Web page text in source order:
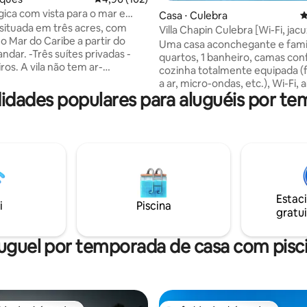
de 5, 206 avaliações
com vista para o mar e
Viequesem três acres, com
Mar do Caribe a partir do
-Três suítes privadas -
A vila não tem ar-
na Finca Victoria -
de serviço completo
seu próprio banheiro,
chuveiro ao ar livre - As camas
com lençóis de algodão
de qualidade - Política
10 anos
Casa ⋅ Culebra
Villa Chapin Culebra [Wi-Fi,
cadeiras de praia e mais]
Uma casa aconchegante e
quartos, 1 banheiro, camas
cozinha totalmente equipada
a ar, micro-ondas, etc.), Wi-Fi,
condicionado em todas as
de madeira, terraço com
relaxar, descansar e recarregar,
Chapin é o lugar para ficar. A casa fica
perto de todos os principais
Culebra. Cadeiras de praia,
praia, cooler e guarda-sol estão
hóspedes.
populares para aluguéis por
Piscina
por temporada de casa com